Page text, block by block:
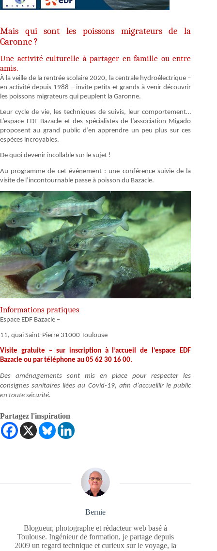
Mais qui sont les poissons migrateurs de la
Garonne ?
Une activité culturelle à partager en famille ou entre
amis.
À la veille de la rentrée scolaire 2020, la centrale hydroélectrique –
en activité depuis 1988 – invite petits et grands à venir découvrir
les poissons migrateurs qui peuplent la Garonne.
Leur cycle de vie, les techniques de suivis, leur comportement…
L’espace EDF Bazacle et des spécialistes de l’association Migado
proposent au grand public d’en apprendre un peu plus sur ces
espèces incroyables.
De quoi devenir incollable sur le sujet !
Au programme de cet événement : une conférence suivie de la
visite de l’incontournable passe à poisson du Bazacle.
Informations pratiques
Espace EDF Bazacle –
11, quai Saint-Pierre 31000 Toulouse
Visite gratuite – sur inscription à l’accueil de l’espace EDF
Bazacle ou par téléphone au 05 62 30 16 00.
Des aménagements sont mis en place pour respecter les
consignes sanitaires liées au Covid-19, afin d’accueillir le public
en toute sécurité.
Partagez l'inspiration
Bernie
Blogueur, photographe et rédacteur web basé à
Toulouse. Ingénieur de formation, je partage depuis
2009 un regard technique et curieux sur le voyage, la